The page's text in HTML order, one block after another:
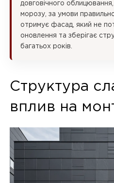
довговічного
морозу, за умови
отримує фасад, який не
оновлення та зберігає
багатьох років.
Структура
вплив на